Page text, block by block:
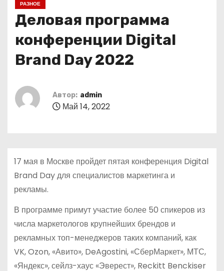
РАЗНОЕ
Деловая программа
конференции Digital
Brand Day 2022
Автор: admin
Май 14, 2022
17 мая в Москве пройдет пятая конференция Digital
Brand Day для специалистов маркетинга и
рекламы.
В программе примут участие более 50 спикеров из
числа маркетологов крупнейших брендов и
рекламных топ-менеджеров таких компаний, как
VK, Ozon, «Авито», DeAgostini, «СберМаркет», МТС,
«Яндекс», сейлз-хаус «Эверест», Reckitt Benckiser